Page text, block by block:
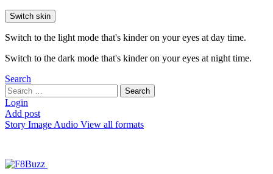
Switch skin
Switch to the light mode that's kinder on your eyes at day time.
Switch to the dark mode that's kinder on your eyes at night time.
Search
Search
for:
Search
Login
Add post
Story Image Audio View all formats